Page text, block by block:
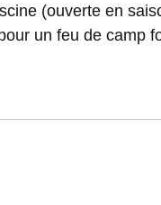
(ouverte en
un feu de camp